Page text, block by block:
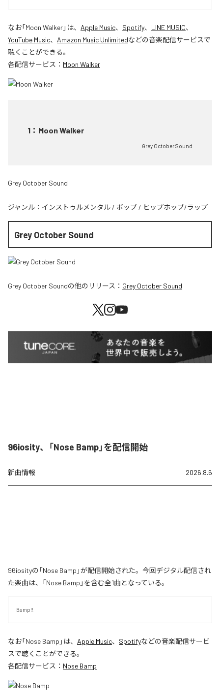
なお「Moon Walker」は、 Apple Music、 Spotify、 LINE MUSIC、
YouTube Music、 Amazon Music Unlimitedなどの音楽配信サービスで
聴くことができる。
各配信サービス： Moon Walker
1 ： Moon Walker
Grey October Sound
Grey October Sound
ジャンル： インストゥルメンタル / ポップ / ヒップホップ/ラップ
Grey October Sound
Grey October Soundの他のリリース： Grey October Sound
96iosity、「Nose Bamp」を配信開始
新曲情報 2026.8.6
96iosityの「Nose Bamp」が配信開始された。今回デジタル配信され
た楽曲は、「Nose Bamp」を含む全1曲となっている。
Bamp!!
なお「Nose Bamp 」は、 Apple Music、 Spotifyなどの音楽配信サービ
スで聴くことができる。
各配信サービス： Nose Bamp